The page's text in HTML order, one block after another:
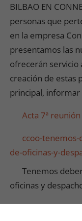
BILBAO EN
personas que
en la empresa
presentamos las
ofrecerán servicio
creación de estas
principal, informar
Acta 7ª
ccoo-
de-oficinas-y-
Tenemos
oficinas y
Circular